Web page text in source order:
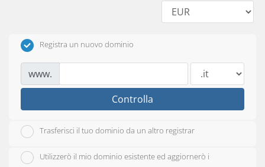
Registra un nuovo dominio
www.
Controlla
Trasferisci il tuo dominio da un altro registrar
Utilizzerò il mio dominio esistente ed aggiornerò i